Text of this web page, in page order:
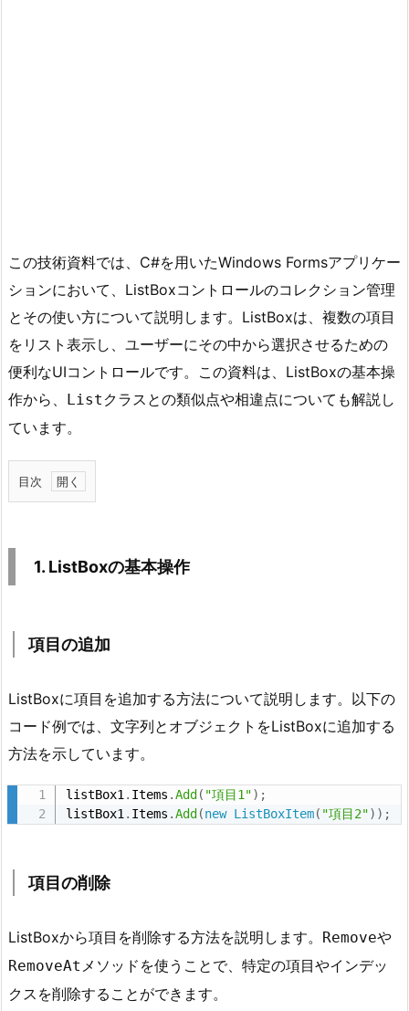
この技術資料では、C#を用いたWindows Formsアプリケー
ションにおいて、ListBoxコントロールのコレクション管理
とその使い方について説明します。ListBoxは、複数の項目
をリスト表示し、ユーザーにその中から選択させるための
便利なUIコントロールです。この資料は、ListBoxの基本操
作から、 List クラスとの類似点や相違点についても解説し
ています。
目次
1.
B
x
基
操
作
項
の
1. ListBoxの基本操作
項目の追加
ListBoxに項目を追加する方法について説明します。以下の
コード例では、文字列とオブジェクトをListBoxに追加する
方法を示しています。
listBox1. Items .Add ( "項目1") ;
listBox1. Items .Add (new ListBoxItem( "項目2") ) ;
項目の削除
ListBoxから項目を削除する方法を説明します。 Removeや
RemoveAt メソッドを使うことで、特定の項目やインデッ
クスを削除することができます。